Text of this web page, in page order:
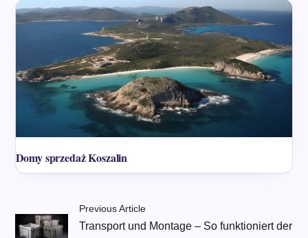
Domy sprzedaż Koszalin
Previous Article
Transport und Montage – So funktioniert der